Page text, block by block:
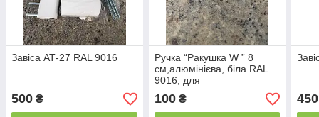
Завіса АТ-27 RAL 9016
500 ₴
Ручка “Ракушка W ” 8
см,алюмінієва, біла RAL
9016, для
металопластикових
дверей
100₴ 450